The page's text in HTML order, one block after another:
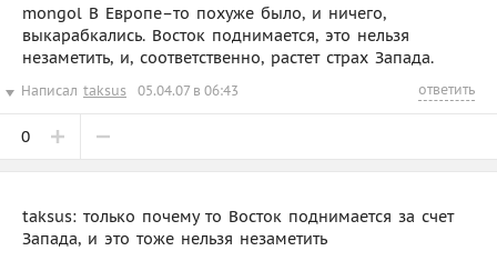
mongol В Европе–то похуже было, и ничего,
выкарабкались. Восток поднимается, это нельзя
незаметить, и, соответственно, растет страх Запада.
Написал taksus 05.04.07 в 06:43 ответить
0
taksus: только почему то Восток поднимается за счет
Запада, и это тоже нельзя незаметить